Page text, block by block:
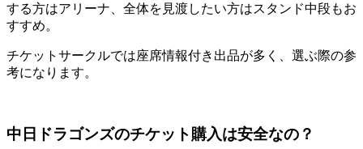
する方はアリーナ、全体を見渡したい方はスタンド中段もお
すすめ。
チケットサークルでは座席情報付き出品が多く、選ぶ際の参
考になります。
中日ドラゴンズのチケット購入は安全なの？